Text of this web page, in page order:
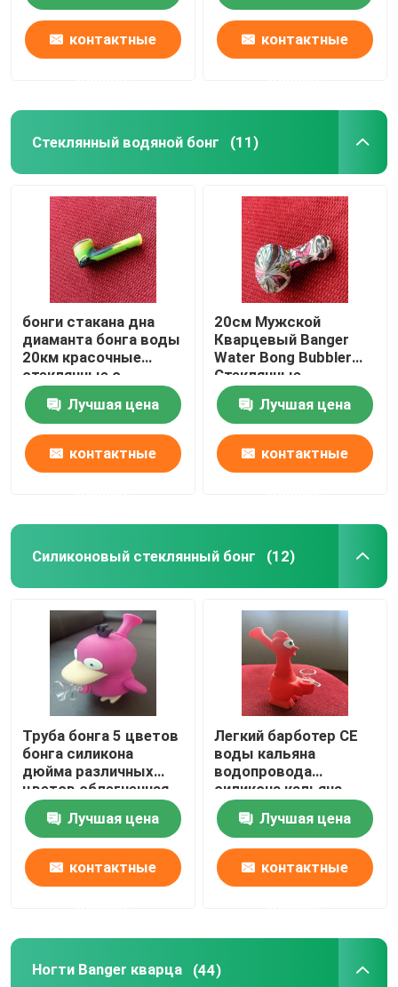
Главная страница
Продукция
О Компании
Наша фабрика
контроль качества
контактные данные
Новости
Отправить запрос
Стеклянный водяной бонг
контактные контактные
Стеклянный водяной бонг (11)
бонги стакана дна
диаманта бонга воды
20км красочные
стеклянные с
перколятором
Лучшая цена
контактные
20см Мужской
Кварцевый Banger
Water Bong Bubbler
Стеклянные
Курительные Трубки
2см Мундштук
Лучшая цена
контактные
Силиконовый стеклянный бонг (12)
Труба бонга 5 цветов
бонга силикона
дюйма различных
цветов облегченная
мини стеклянная
Лучшая цена
контактные
Легкий барботер CE
воды кальяна
водопровода
силикона кальяна
бонга курицы крика
стеклянныйЛучшая цена
контактные
Ногти Banger кварца (44)